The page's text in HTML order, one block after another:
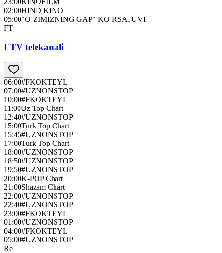
23:00KINOFILM
02:00HIND KINO
05:00"O‘ZIMIZNING GAP" KO‘RSATUVI
FT
FTV telekanali
06:00#FKOKTEYL
07:00#UZNONSTOP
10:00#FKOKTEYL
11:00Uz Top Chart
12:40#UZNONSTOP
15:00Turk Top Chart
15:45#UZNONSTOP
17:00Turk Top Chart
18:00#UZNONSTOP
18:50#UZNONSTOP
19:50#UZNONSTOP
20:00K-POP Chart
21:00Shazam Chart
22:00#UZNONSTOP
22:40#UZNONSTOP
23:00#FKOKTEYL
01:00#UZNONSTOP
04:00#FKOKTEYL
05:00#UZNONSTOP
Re